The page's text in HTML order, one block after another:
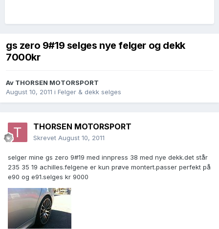
gs zero 9#19 selges nye felger og dekk
7000kr
Av THORSEN MOTORSPORT
August 10, 2011 i Felger & dekk selges
THORSEN MOTORSPORT
Skrevet August 10, 2011
selger mine gs zero 9#19 med innpress 38 med nye dekk.det står
235 35 19 achilles.felgene er kun prøve montert.passer perfekt på
e90 og e91.selges kr 9000